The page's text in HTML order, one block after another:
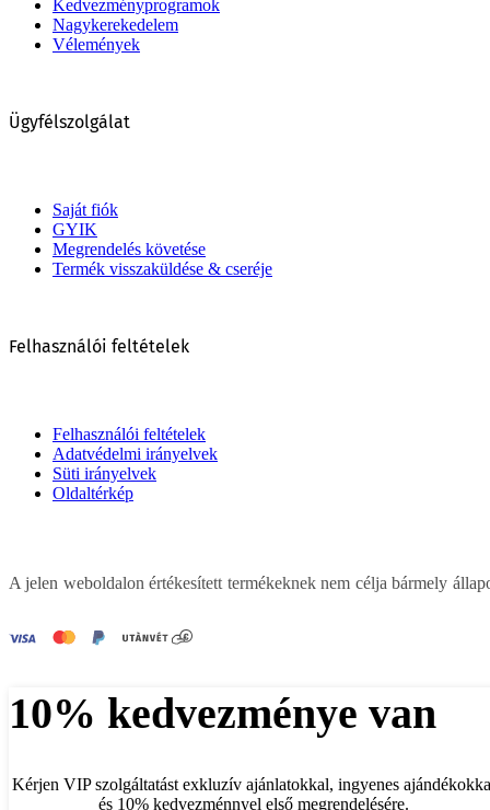
Kedvezményprogramok
Nagykerekedelem
Vélemények
Ügyfélszolgálat
Saját fiók
GYIK
Megrendelés követése
Termék visszaküldése & cseréje
Felhasználói feltételek
Felhasználói feltételek
Adatvédelmi irányelvek
Süti irányelvek
Oldaltérkép
A jelen weboldalon értékesített termékeknek nem célja bármely
10% kedvezménye van
Kérjen VIP szolgáltatást exkluzív ajánlatokkal, ingyenes
és 10% kedvezménnyel első megrendelésére.